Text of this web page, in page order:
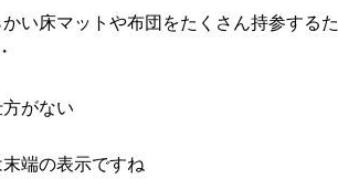
い床マットや布団をたくさん持参するた
がない
端の表示ですね